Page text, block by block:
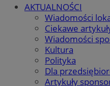
AKTUALNOŚCI
Wiadomości
Ciekawe
Wiadomości
Kultura
Polityka
Dla
Artykuły